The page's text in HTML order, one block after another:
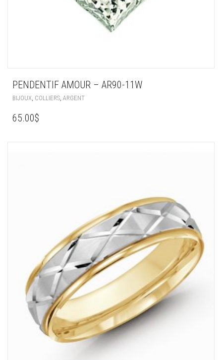
PENDENTIF AMOUR – AR90-11W
BIJOUX COLLIERS ARGENT
65.00$